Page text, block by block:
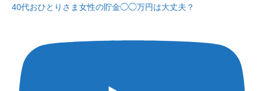
40代おひとりさま女性の貯金◯◯万円は大丈夫？